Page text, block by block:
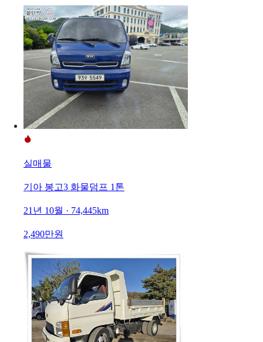
실매물
기아 봉고3 화물덤프 1톤
21년 10월 · 74,445km
2,490만원